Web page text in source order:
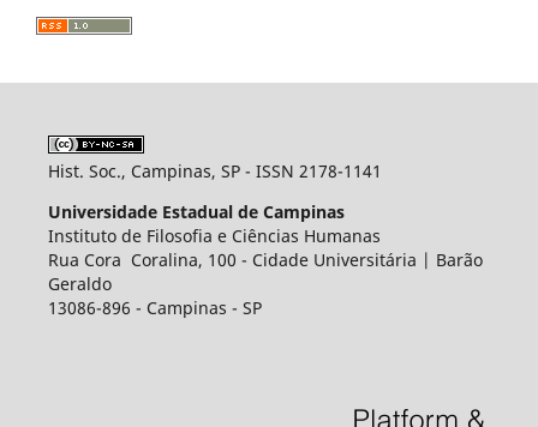
Hist. Soc., Campinas, SP - ISSN 2178-1141
Universidade Estadual de Campinas
Instituto de Filosofia e Ciências Humanas
Rua Cora Coralina, 100 - Cidade Universitária | Barão
Geraldo
13086-896 - Campinas - SP